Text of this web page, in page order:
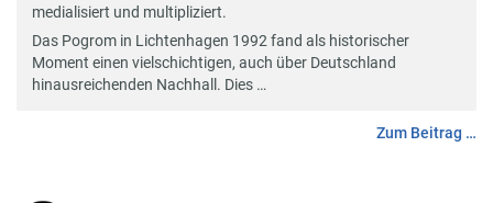
medialisiert und multipliziert.
Das Pogrom in Lichtenhagen 1992 fand als historischer
Moment einen vielschichtigen, auch über Deutschland
hinausreichenden Nachhall. Dies …
Zum Beitrag …